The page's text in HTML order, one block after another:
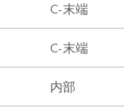
C-末端
C-末端
内部